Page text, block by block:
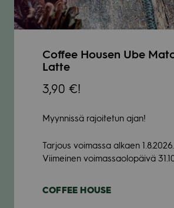
Cof­fee Housen Ube
Latte
3,90 €!
Myyn­nissä rajoi­te­tun ajan!
Tar­jous voi­massa alkaen 1.8.2026.
Vii­mei­nen voi­mas­sao­lo­päivä
COF­FEE HOUSE